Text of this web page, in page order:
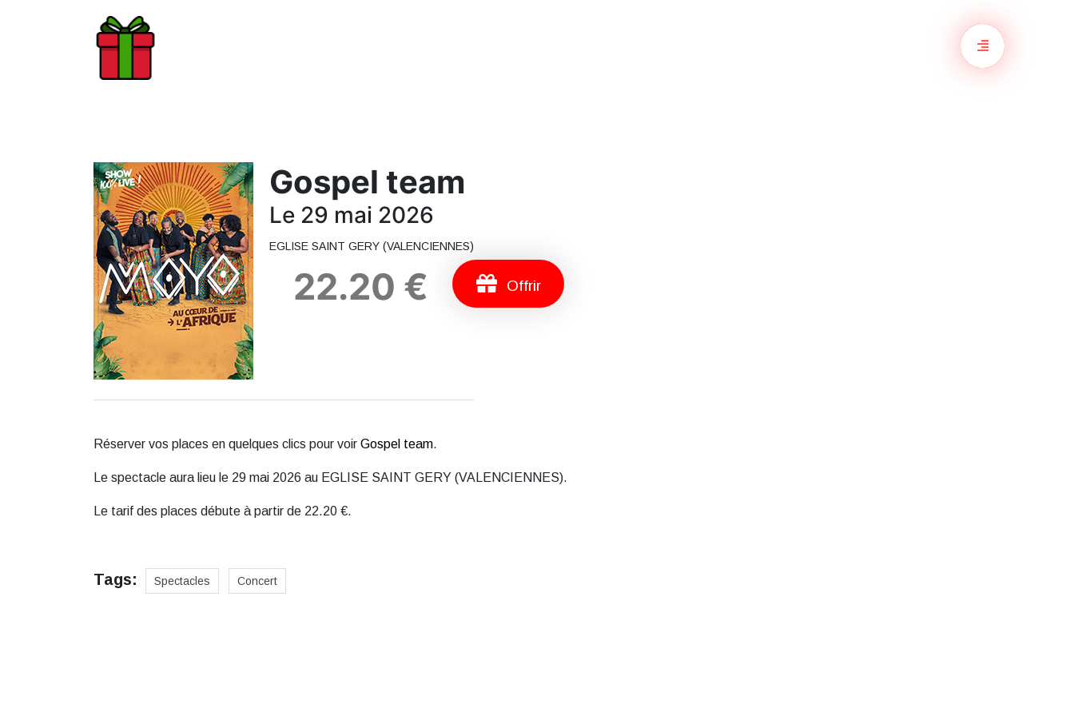
Gospel team
Le 29 mai 2026
EGLISE SAINT GERY (VALENCIENNES)
22.20 € Offrir
Réserver vos places en quelques clics pour voir Gospel team.
Le spectacle aura lieu le 29 mai 2026 au EGLISE SAINT GERY (VALENCIENNES).
Le tarif des places débute à partir de 22.20 €.
Tags: Spectacles Concert